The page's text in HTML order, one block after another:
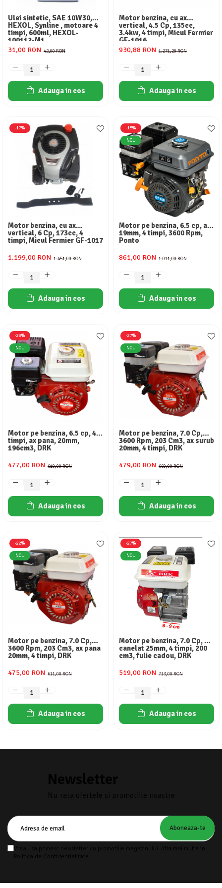
Aparate de aer conditionat
Ventilatoare
Zootehnie
Ulei sintetic, SAE 10W30,
HEXOL, Synline , motoare 4
timpi, 600ml, HEXOL-
100112-M1
42,00 RON
31,00 RON
Adauga in cos
Motor benzina, cu ax
vertical, 4.5 Cp, 135cc,
3.4kw, 4 timpi, Micul Fermier
GF-1016
1.271,28 RON
930,88 RON
Adauga in cos
-17%
Motor benzina, cu ax
vertical, 6 Cp, 173cc, 4
timpi, Micul Fermier GF-1017
1.451,00 RON
1.199,00 RON
Adauga in cos
-15%
NOU
Motor pe benzina, 6.5 cp, ax
19mm, 4 timpi, 3600 Rpm,
Ponto
1.011,00 RON
861,00 RON
Adauga in cos
-23%
NOU
Motor pe benzina, 6.5 cp, 4
timpi, ax pana, 20mm,
196cm3, DRK
618,00 RON
477,00 RON
Adauga in cos
-27%
NOU
Motor pe benzina, 7.0 Cp,
3600 Rpm, 203 Cm3, ax surub
20mm, 4 timpi, DRK
660,00 RON
479,00 RON
Adauga in cos
-22%
NOU
Motor pe benzina, 7.0 Cp,
3600 Rpm, 203 Cm3, ax pana
20mm, 4 timpi, DRK
611,00 RON
475,00 RON
Adauga in cos
-27%
NOU
Motor pe benzina, 7.0 Cp, ax
canelat 25mm, 4 timpi, 200
cm3, fulie cadou, DRK
713,00 RON
519,00 RON
Adauga in cos
Newsletter
Nu rata ofertele si promotiile noastre
Vreau sa primesc newsletter cu promotiile magazinului. Afla mai multe in
Politica de Confidentialitate